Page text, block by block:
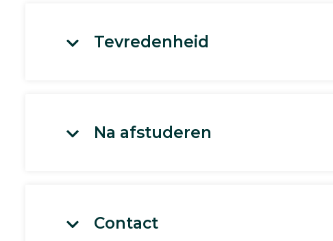
Tevredenheid
Na afstuderen
Contact